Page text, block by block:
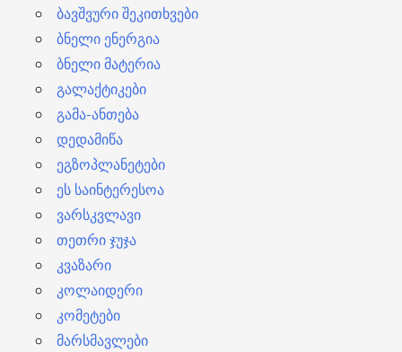
ბავშვური შეკითხვები
ბნელი ენერგია
ბნელი მატერია
გალაქტიკები
გამა-ანთება
დედამიწა
ეგზოპლანეტები
ეს საინტერესოა
ვარსკვლავი
თეთრი ჯუჯა
კვაზარი
კოლაიდერი
კომეტები
მარსმავლები